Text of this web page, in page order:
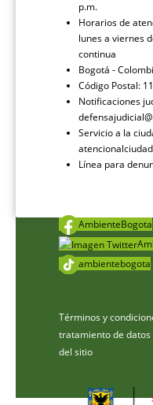
p.m.
Horarios de
lunes a viernes
continua
Bogotá -
Código Postal:
Notificaciones
Servicio a la
Línea para
AmbienteBogota
ambientebogota
Términos y
tratamiento de datos
del sitio